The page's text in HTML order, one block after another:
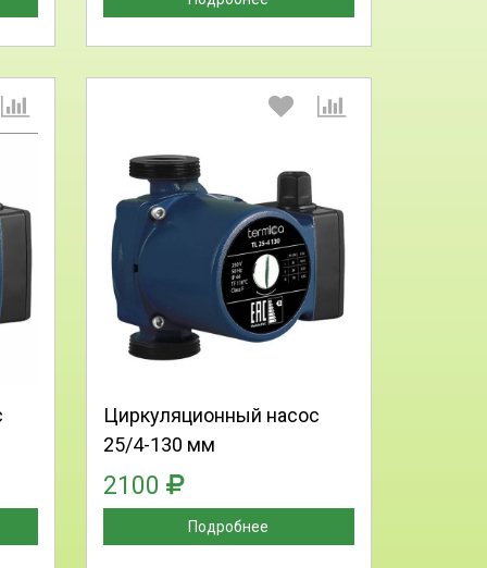
Циркуляционный насос
25/4-130 мм
2100
Подробнее
Выберите количество: